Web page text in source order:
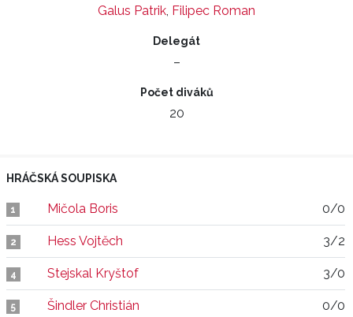
Galus Patrik, Filipec Roman
Delegát
–
Počet diváků
20
HRÁČSKÁ SOUPISKA
1 Mičola Boris 0/0
2 Hess Vojtěch 3/2
4 Stejskal Kryštof 3/0
5 Šindler Christián 0/0